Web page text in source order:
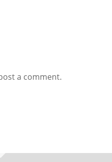
a comment.